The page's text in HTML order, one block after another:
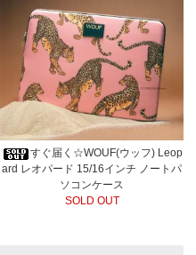
すぐ届く☆WOUF(ウッフ) Leop
ard レオパード 15/16インチ ノートパ
ソコンケース
SOLD OUT